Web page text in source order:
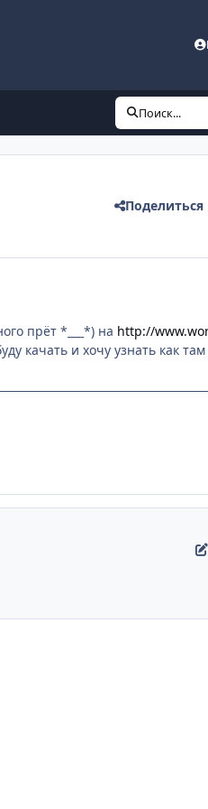
Поиск...
Поделиться
прёт *___*) на http://
качать и хочу узнать как